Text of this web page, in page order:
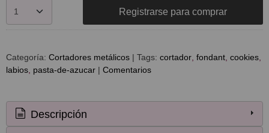
Registrarse para comprar
Categoría: Cortadores metálicos | Tags: cortador fondant cookies
labios pasta-de-azucar | Comentarios
Descripción